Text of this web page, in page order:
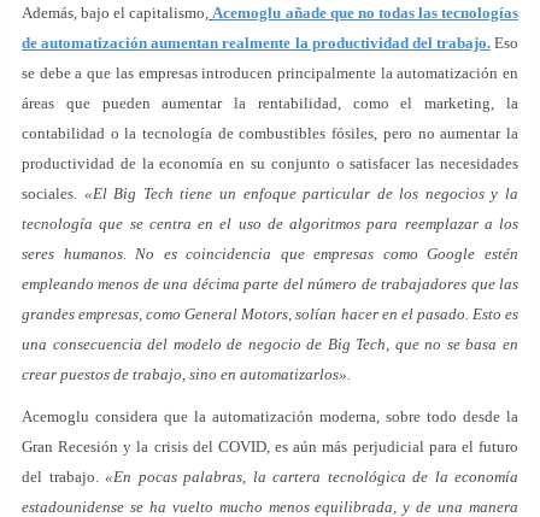
Además, bajo el capitalismo, Acemoglu añade que no todas las tecnologías
de automatización aumentan realmente la productividad del trabajo.Eso
se debe a que las empresas introducen principalmente la automatización en
áreas que pueden aumentar la rentabilidad, como el marketing, la
contabilidad o la tecnología de combustibles fósiles, pero no aumentar la
productividad de la economía en su conjunto o satisfacer las necesidades
sociales. «El Big Tech tiene un enfoque particular de los negocios y la
tecnología que se centra en el uso de algoritmos para reemplazar a los
seres humanos. No es coincidencia que empresas como Google estén
empleando menos de una décima parte del número de trabajadores que las
grandes empresas, como General Motors, solían hacer en el pasado. Esto es
una consecuencia del modelo de negocio de Big Tech, que no se basa en
crear puestos de trabajo, sino en automatizarlos».
Acemoglu considera que la automatización moderna, sobre todo desde la
Gran Recesión y la crisis del COVID, es aún más perjudicial para el futuro
del trabajo.«En pocas palabras, la cartera tecnológica de la economía
estadounidense se ha vuelto mucho menos equilibrada, y de una manera